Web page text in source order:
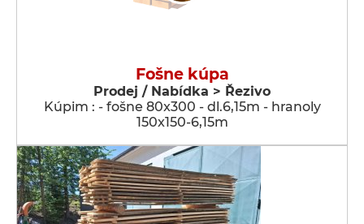
Fošne kúpa
Prodej / Nabídka > Řezivo
Kúpim : - fošne 80x300 - dl.6,15m - hranoly
150x150-6,15m